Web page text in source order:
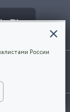
означает
их
России